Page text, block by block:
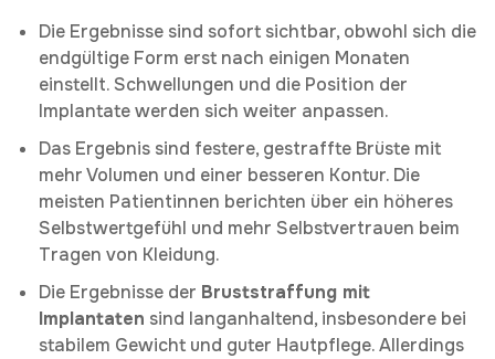
Die Ergebnisse sind sofort sichtbar, obwohl sich die
endgültige Form erst nach einigen Monaten
einstellt. Schwellungen und die Position der
Implantate werden sich weiter anpassen.
Das Ergebnis sind festere, gestraffte Brüste mit
mehr Volumen und einer besseren Kontur. Die
meisten Patientinnen berichten über ein höheres
Selbstwertgefühl und mehr Selbstvertrauen beim
Tragen von Kleidung.
Die Ergebnisse der Bruststraffung mit
Implantaten sind langanhaltend, insbesondere bei
stabilem Gewicht und guter Hautpflege. Allerdings